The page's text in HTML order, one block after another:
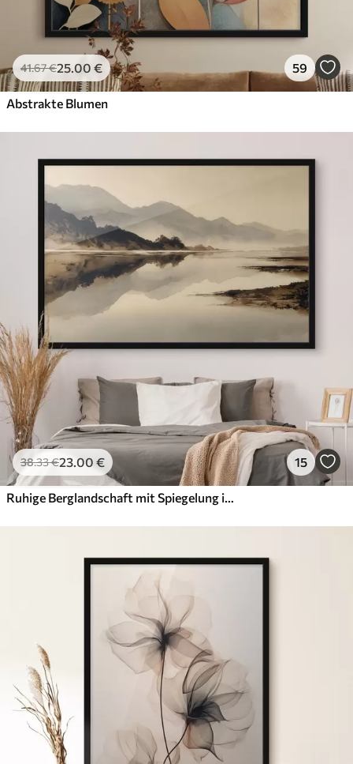
41.67€25.00 € 59
Abstrakte Blumen
38.33€23.00 € 15
Ruhige Berglandschaft mit Spiegelung im Wasser